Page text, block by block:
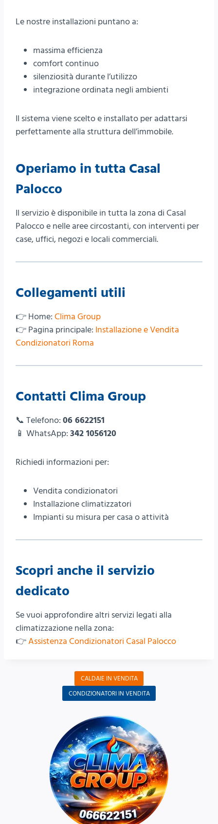
Le nostre installazioni puntano a:
massima efficienza
comfort continuo
silenziosità durante l’utilizzo
integrazione ordinata negli ambienti
Il sistema viene scelto e installato per adattarsi
perfettamente alla struttura dell’immobile.
Operiamo in tutta Casal
Palocco
Il servizio è disponibile in tutta la zona di Casal
Palocco e nelle aree circostanti, con interventi per
case, uffici, negozi e locali commerciali.
Collegamenti utili
👉 Home: Clima Group
👉 Pagina principale: Installazione e Vendita
Condizionatori Roma
Contatti Clima Group
📞 Telefono: 06 6622151
📱 WhatsApp: 342 1056120
Richiedi informazioni per:
Vendita condizionatori
Installazione climatizzatori
Impianti su misura per casa o attività
Scopri anche il servizio
dedicato
Se vuoi approfondire altri servizi legati alla
climatizzazione nella zona:
👉Assistenza Condizionatori Casal Palocco
CALDAIE IN VENDITA
CONDIZIONATORI IN VENDITA